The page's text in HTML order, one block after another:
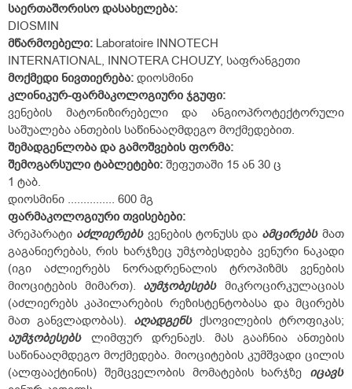
საერთაშორისო დასახელება:
DIOSMIN
მწარმოებელი: Laboratoire INNOTECH
INTERNATIONAL, INNOTERA CHOUZY, საფრანგეთი
მოქმედი ნივთიერება: დიოსმინი
კლინიკურ-ფარმაკოლოგიური ჯგუფი:
ვენების მატონიზირებელი და ანგიოპროტექტორული
საშუალება ანთების საწინააღმდეგო მოქმედებით.
შემადგენლობა და გამოშვების ფორმა:
შემოგარსული ტაბლეტები: შეფუთაში 15 ან 30 ც
1 ტაბ.
დიოსმინი ............... 600 მგ
ფარმაკოლოგიური თვისებები:
პრეპარატი აძლიერებს ვენების ტონუსს და ამცირებსმათ
გაგანიერებას, რის ხარჯზეც უმჯობესდება ვენური ნაკადი
(იგი აძლიერებს ნორადრენალის ტროპიზმს ვენების
მიოციტების მიმართ). აუმჯობესებს მიკროცირკულაციას
(აძლიერებს კაპილარების რეზისტენტობასა და მცირებს
მათ განვლადობას). აღადგენსქსოვილების ტროფიკას;
აუმჯობესებსლიმფურ დრენაჟს. მას გააჩნია ანთების
საწინააღმდეგო მოქმედება. მიოციტების კუმშვადი ცილის
(ალფააქტინის) შემცველობის მომატების ხარჯზე იცავს